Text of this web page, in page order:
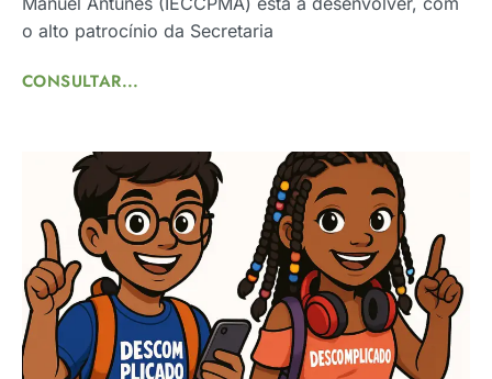
o alto patrocínio da Secretaria
CONSULTAR...